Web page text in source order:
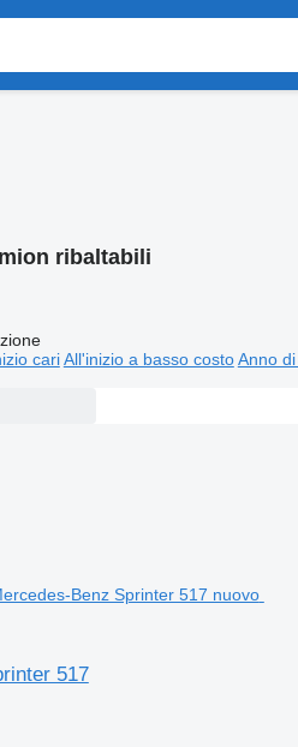
ribaltabili
cari All'inizio a basso costo Anno
517